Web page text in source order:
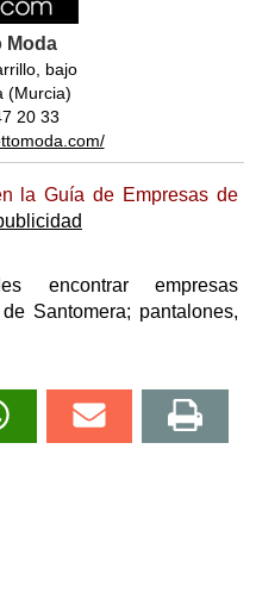
Moda
bajo
(Murcia)
20 33
la Guía de Empresas de
encontrar empresas
Santomera; pantalones,